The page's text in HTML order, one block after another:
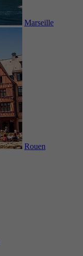
Marseille
Rouen